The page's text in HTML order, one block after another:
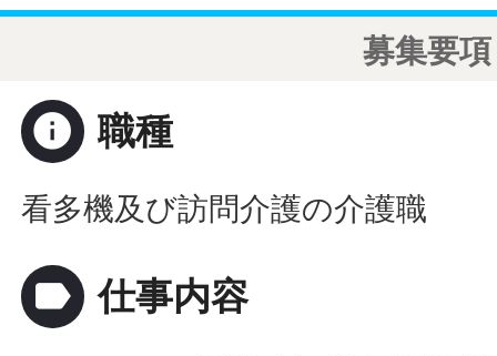
募集要項
info 職種
看多機及び訪問介護の介護職
label 仕事内容